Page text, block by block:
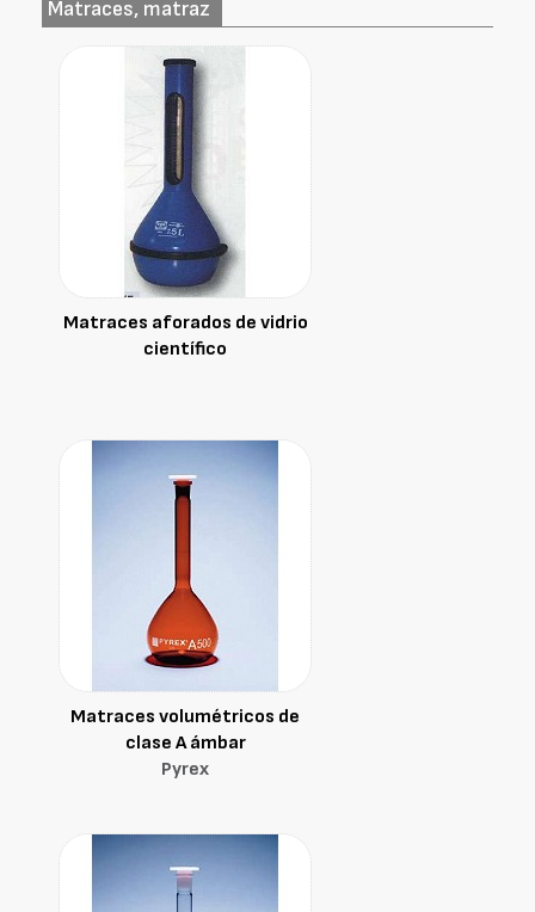
Matraces, matraz
Matraces aforados de vidrio
científico
Matraces volumétricos de
clase A ámbar
Pyrex